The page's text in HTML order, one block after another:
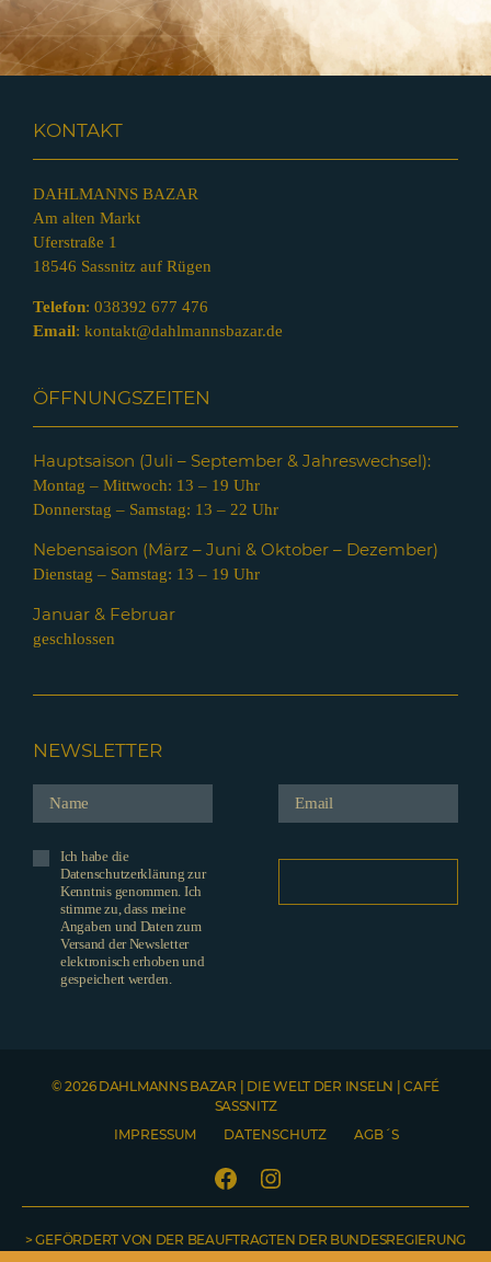
KONTAKT
DAHLMANNS BAZAR
Am alten Markt
Uferstraße 1
18546 Sassnitz auf Rügen
Telefon: 038392 677 476
Email: kontakt@dahlmannsbazar.de
ÖFFNUNGSZEITEN
Hauptsaison (Juli – September & Jahreswechsel):
Montag – Mittwoch: 13 – 19 Uhr
Donnerstag – Samstag: 13 – 22 Uhr
Nebensaison (März – Juni & Oktober – Dezember)
Dienstag – Samstag: 13 – 19 Uhr
Januar & Februar
geschlossen
NEWSLETTER
Ich habe die
Datenschutzerklärung zur
Kenntnis genommen. Ich
stimme zu, dass meine
Angaben und Daten zum
Versand der Newsletter
elektronisch erhoben und
gespeichert werden.
© 2026 DAHLMANNS BAZAR | DIE WELT DER INSELN | CAFÉ
SASSNITZ
IMPRESSUM
DATENSCHUTZ AGB´S
FacebookInstagram
> GEFÖRDERT VON DER BEAUFTRAGTEN DER BUNDESREGIERUNG